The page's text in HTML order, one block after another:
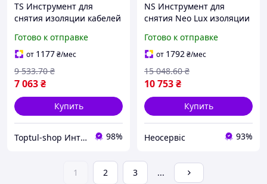
TS Инструмент для
снятия изоляции кабелей
для высоковольтных
кабелей сшитый SHT55_Q
Готово к отправке
от 1177₴/мес
7 063₴
9 533.70 ₴
Купить
Toptul-shop Интернет магазин 98%
NS Инструмент для
снятия Neo Lux изоляции
полиэтилена и
полупроводникового
экрана ø 25Neo-ss
Готово к отправке
от 1792₴/мес
10 753₴
15 048.60 ₴
Купить
Неосервіс 93%
1 2 3 ...